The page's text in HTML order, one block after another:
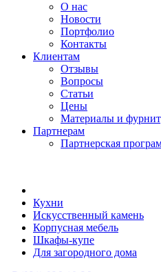
О нас
Новости
Портфолио
Контакты
Клиентам
Отзывы
Вопросы
Статьи
Цены
Материалы и
Партнерам
Партнерская
Кухни
Искусственный камень
Корпусная мебель
Шкафы-купе
Для загородного дома